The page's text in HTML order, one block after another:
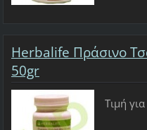
Herbalife Πράσινο
50gr
Τιμή